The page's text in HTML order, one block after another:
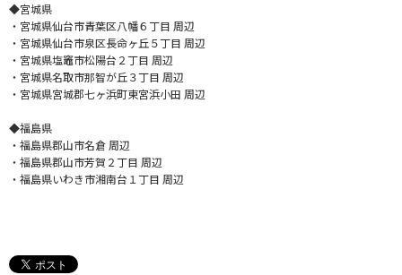
◆宮城県
・宮城県仙台市青葉区八幡６丁目 周辺
・宮城県仙台市泉区長命ヶ丘５丁目 周辺
・宮城県塩竈市松陽台２丁目 周辺
・宮城県名取市那智が丘３丁目 周辺
・宮城県宮城郡七ヶ浜町東宮浜小田 周辺
◆福島県
・福島県郡山市名倉 周辺
・福島県郡山市芳賀２丁目 周辺
・福島県いわき市湘南台１丁目 周辺